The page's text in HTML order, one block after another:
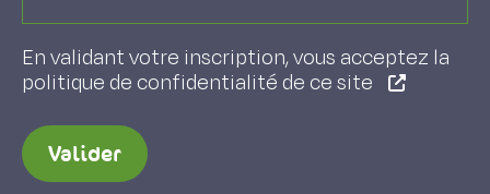
En validant votre inscription, vous acceptez la
politique de confidentialité de ce site
Valider